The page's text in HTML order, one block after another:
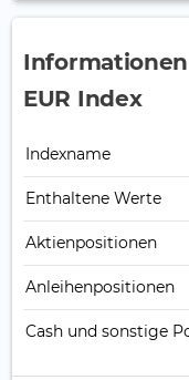
Informationen
EUR Index
Indexname
Enthaltene Werte
Aktienpositionen
Anleihenpositionen
Cash und sonstige